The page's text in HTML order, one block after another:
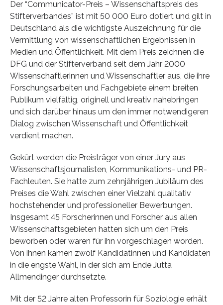
Der “Communicator-Preis – Wissenschaftspreis des
Stifterverbandes” ist mit 50 000 Euro dotiert und gilt in
Deutschland als die wichtigste Auszeichnung für die
Vermittlung von wissenschaftlichen Ergebnissen in
Medien und Öffentlichkeit. Mit dem Preis zeichnen die
DFG und der Stifterverband seit dem Jahr 2000
Wissenschaftlerinnen und Wissenschaftler aus, die ihre
Forschungsarbeiten und Fachgebiete einem breiten
Publikum vielfältig, originell und kreativ nahebringen
und sich darüber hinaus um den immer notwendigeren
Dialog zwischen Wissenschaft und Öffentlichkeit
verdient machen.
Gekürt werden die Preisträger von einer Jury aus
Wissenschaftsjournalisten, Kommunikations- und PR-
Fachleuten. Sie hatte zum zehnjährigen Jubiläum des
Preises die Wahl zwischen einer Vielzahl qualitativ
hochstehender und professioneller Bewerbungen.
Insgesamt 45 Forscherinnen und Forscher aus allen
Wissenschaftsgebieten hatten sich um den Preis
beworben oder waren für ihn vorgeschlagen worden.
Von ihnen kamen zwölf Kandidatinnen und Kandidaten
in die engste Wahl, in der sich am Ende Jutta
Allmendinger durchsetzte.
Mit der 52 Jahre alten Professorin für Soziologie erhält